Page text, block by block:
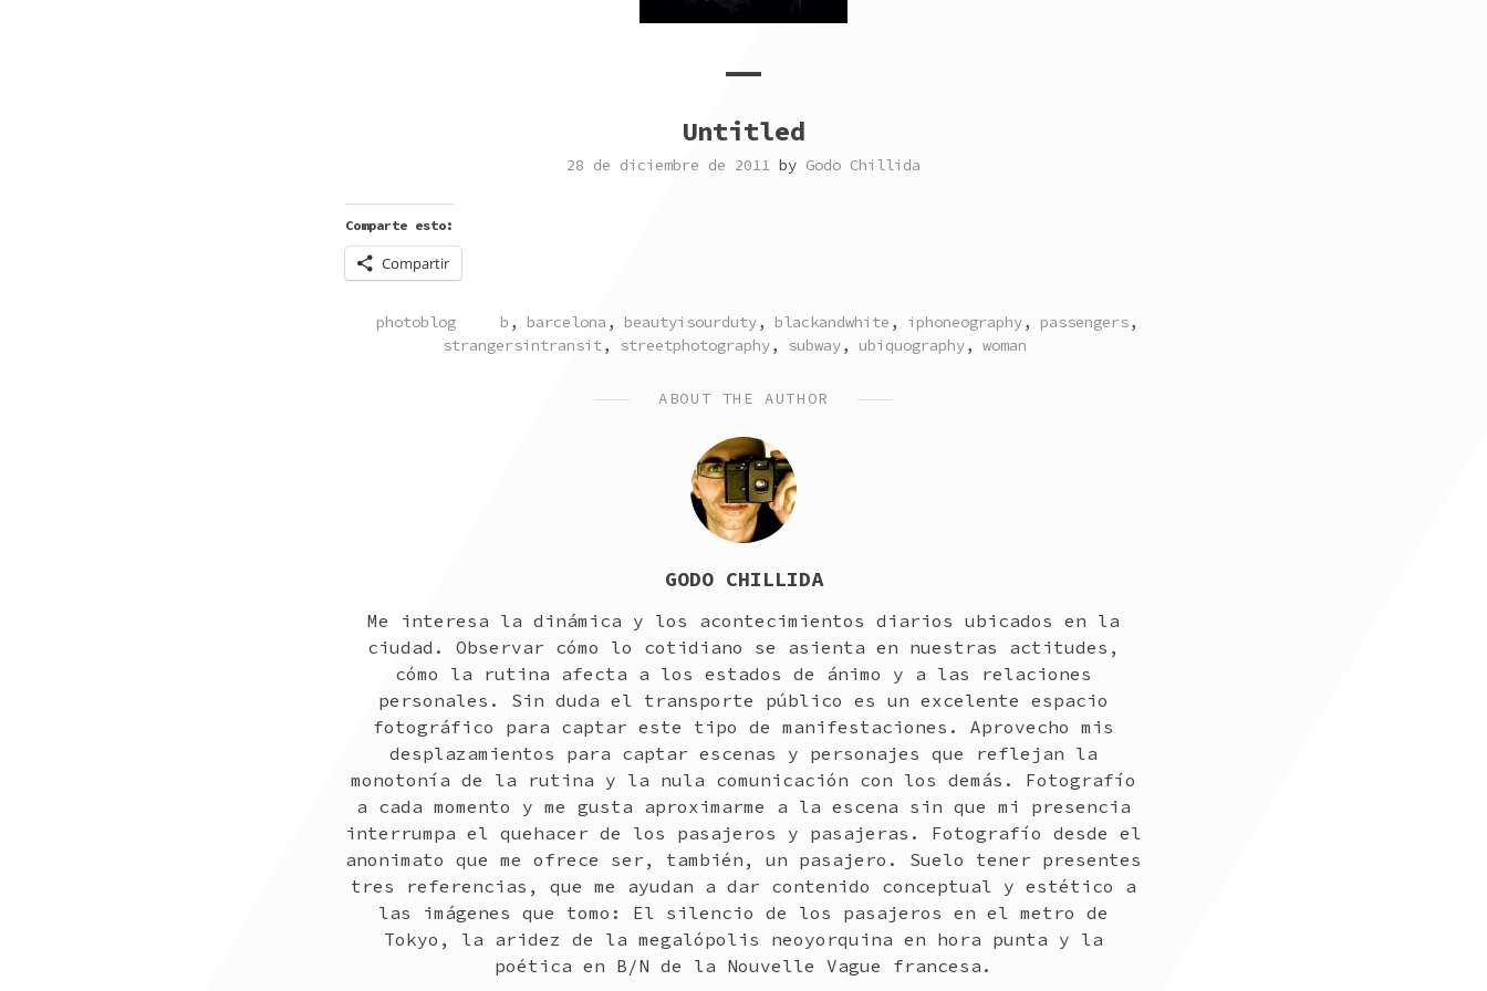
Untitled
28 de diciembre de 2011 by Godo Chillida
Comparte esto:
Compartir
POSTED
photoblog TAGGED
b , barcelona , beautyisourduty, blackandwhite , iphoneography, passengers,
strangersintransit, streetphotography, subway, ubiquography, woman
ABOUT THE AUTHOR
GODO CHILLIDA
Me interesa la dinámica y los acontecimientos diarios ubicados en la
ciudad. Observar cómo lo cotidiano se asienta en nuestras actitudes,
cómo la rutina afecta a los estados de ánimo y a las relaciones
personales. Sin duda el transporte público es un excelente espacio
fotográfico para captar este tipo de manifestaciones. Aprovecho mis
desplazamientos para captar escenas y personajes que reflejan la
monotonía de la rutina y la nula comunicación con los demás. Fotografío
a cada momento y me gusta aproximarme a la escena sin que mi presencia
interrumpa el quehacer de los pasajeros y pasajeras. Fotografío desde el
anonimato que me ofrece ser, también, un pasajero. Suelo tener presentes
tres referencias, que me ayudan a dar contenido conceptual y estético a
las imágenes que tomo: El silencio de los pasajeros en el metro de
Tokyo, la aridez de la megalópolis neoyorquina en hora punta y la
poética en B/N de la Nouvelle Vague francesa.